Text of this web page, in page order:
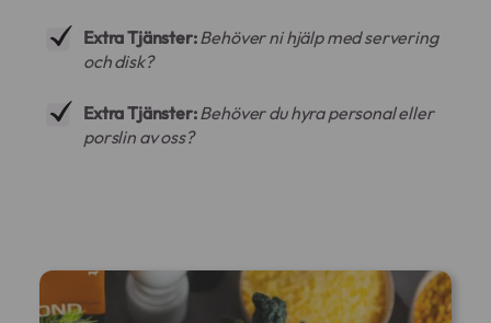
Extra Tjänster:Behöver ni hjälp med servering
och disk?
Extra Tjänster:Behöver du hyra personal eller
porslin av oss?